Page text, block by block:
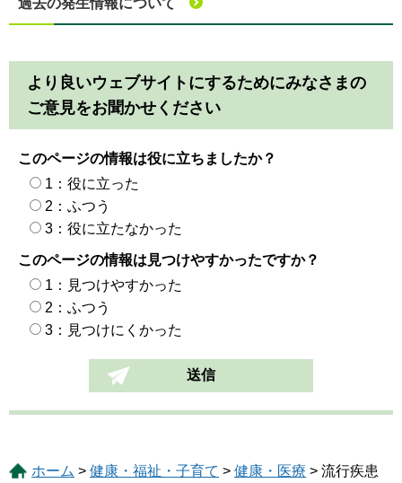
過去の発生情報について
より良いウェブサイトにするためにみなさまの
ご意見をお聞かせください
このページの情報は役に立ちましたか？
1：役に立った
2：ふつう
3：役に立たなかった
このページの情報は見つけやすかったですか？
1：見つけやすかった
2：ふつう
3：見つけにくかった
ホーム > 健康・福祉・子育て > 健康・医療 > 流行疾患